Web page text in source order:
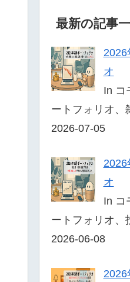
最新の記事
2026
オ
In コ
ートフォリオ、
2026-07-05
2026
オ
In コ
ートフォリオ、
2026-06-08
2026